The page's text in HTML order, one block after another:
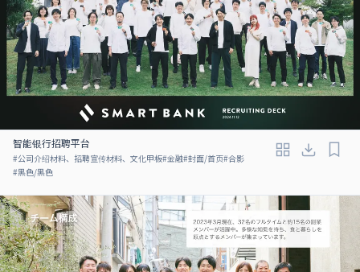
智能银行招聘平台
#公司介绍材料、招聘宣传材料、文化甲板#金融#封面/首页#合影
#黑色/黑色